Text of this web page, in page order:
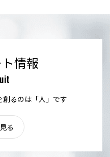
情報
創るのは「人」です
る